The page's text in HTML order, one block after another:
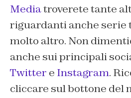
Mediatroverete tante
riguardanti anche serie
molto altro. Non
anche sui principali
Twitter e Instagram.
cliccare sul bottone del